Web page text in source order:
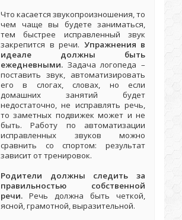
Что касается звукопроизношения, то
чем чаще вы будете заниматься,
тем быстрее исправленный звук
закрепится в речи. Упражнения в
идеале должны быть
ежедневными. Задача логопеда –
поставить звук, автоматизировать
его в слогах, словах, но если
домашних занятий будет
недостаточно, не исправлять речь,
то заметных подвижек может и не
быть. Работу по автоматизации
исправленных звуков можно
сравнить со спортом: результат
зависит от тренировок.
Родители должны следить за
правильностью собственной
речи. Речь должна быть четкой,
ясной, грамотной, выразительной.